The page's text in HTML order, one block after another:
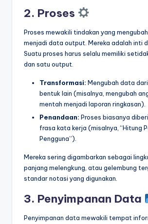
2. Proses
Proses mewakili tindakan yang
menjadi data output. Mereka adalah inti
Suatu proses harus selalu memiliki
dan satu output.
Transformasi: Mengubah data
bentuk lain (misalnya, mengubah
mentah menjadi laporan ringkasan).
Penandaan: Proses biasanya
frasa kata kerja (misalnya, “Hitung
Pengguna”).
Mereka sering digambarkan sebagai
panjang melengkung, atau gelembung
standar notasi yang digunakan.
3. Penyimpanan Data
Penyimpanan data mewakili tempat